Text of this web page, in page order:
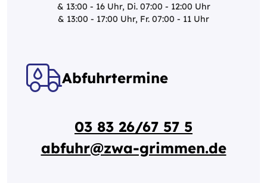
& 13:00 - 16 Uhr, Di. 07:00 - 12:00 Uhr
& 13:00 - 17:00 Uhr, Fr. 07:00 - 11 Uhr
Abfuhrtermine
03 83 26/67 57 5
abfuhr@zwa-grimmen.de